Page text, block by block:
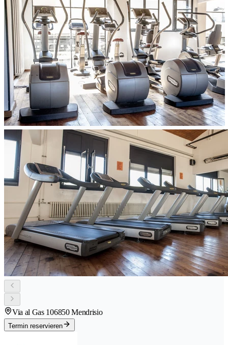
Via al Gas 106850 Mendrisio
Termin reservieren